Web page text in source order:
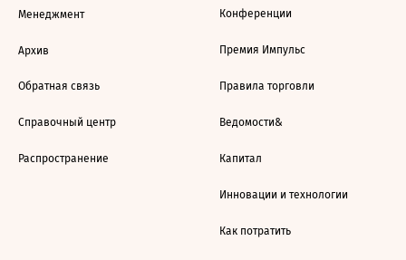
Менеджмент
Архив
Обратная связь
Справочный центр
Распространение
Конференции
Премия Импульс
Правила торговли
Ведомости&
Капитал
Инновации и технологии
Как потратить